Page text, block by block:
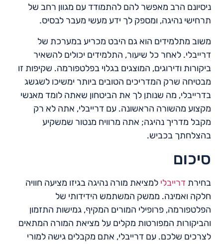
ניסיונם הרב מאפשר להם להתמודד עם מגוון רחב של
תרחישי נהיגה, ומספק לך ידע מעשי מעבר לבסיס.
משוב מתלמידים הוא גם היבט מכריע במערכת של
דרייבלי. לאחר כל שיעור, התלמידים יכולים להשאיר
ביקורות ודירוגים, המוצגים בגלוי בפלטפורמה. שקיפות זו
מבטיחה שרק המדריכים הטובים ביותר ימשיכו לשגשג
בדרייבלי, מה שנותן לך את הביטחון שאתה לומד מאנשי
מקצוע מהשורה הראשונה. עם דרייבלי, אתה לא רק
מקבל מדריך נהיגה; אתה מרוויח מנטור שמשקיע
בהצלחתך בכביש.
סיכום
בחירת דרייבלי למציאת מורה נהיגה בגיזו מציעה חוויה
חלקה ואמינה. ממשק המשתמש הידידותי של
הפלטפורמה, פרופילי המורים המקיף, גמישות התזמון
והביקורות המפורטות מקלים על מציאת המורה המתאים
לצרכים שלכם. עם דרייבלי, אתם מקבלים גישה למורי